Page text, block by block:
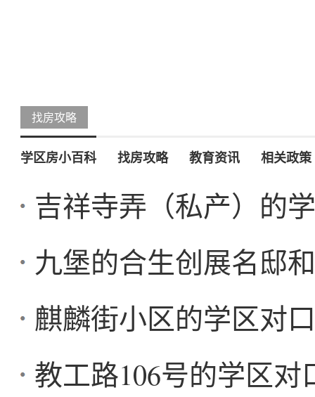
找房攻略
学区房小百科 找房攻略 教育资讯 相关政策
吉祥寺弄（私产）的
九堡的合生创展名邸
麒麟街小区的学区对
教工路106号的学区